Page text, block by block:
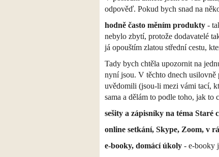
odpověď. Pokud bych snad na
hodně často měním produkty -
nebylo zbytí, protože dodavatelé
já opouštím zlatou střední cestu,
Tady bych chtěla upozornit na
nyní jsou. V těchto dnech usilovně
uvědomili (jsou-li mezi vámi tací,
sama a dělám to podle toho, jak to
sešity a zápisníky na téma Staré
online setkání, Skype, Zoom, v
e-booky, domácí úkoly - e-booky